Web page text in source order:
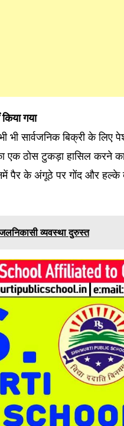
गया
सार्वजनिक बिक्री के लिए
एक ठोस टुकड़ा हासिल करने
पैर के अंगूठे पर गोंद और
व्यवस्था दुरुस्त